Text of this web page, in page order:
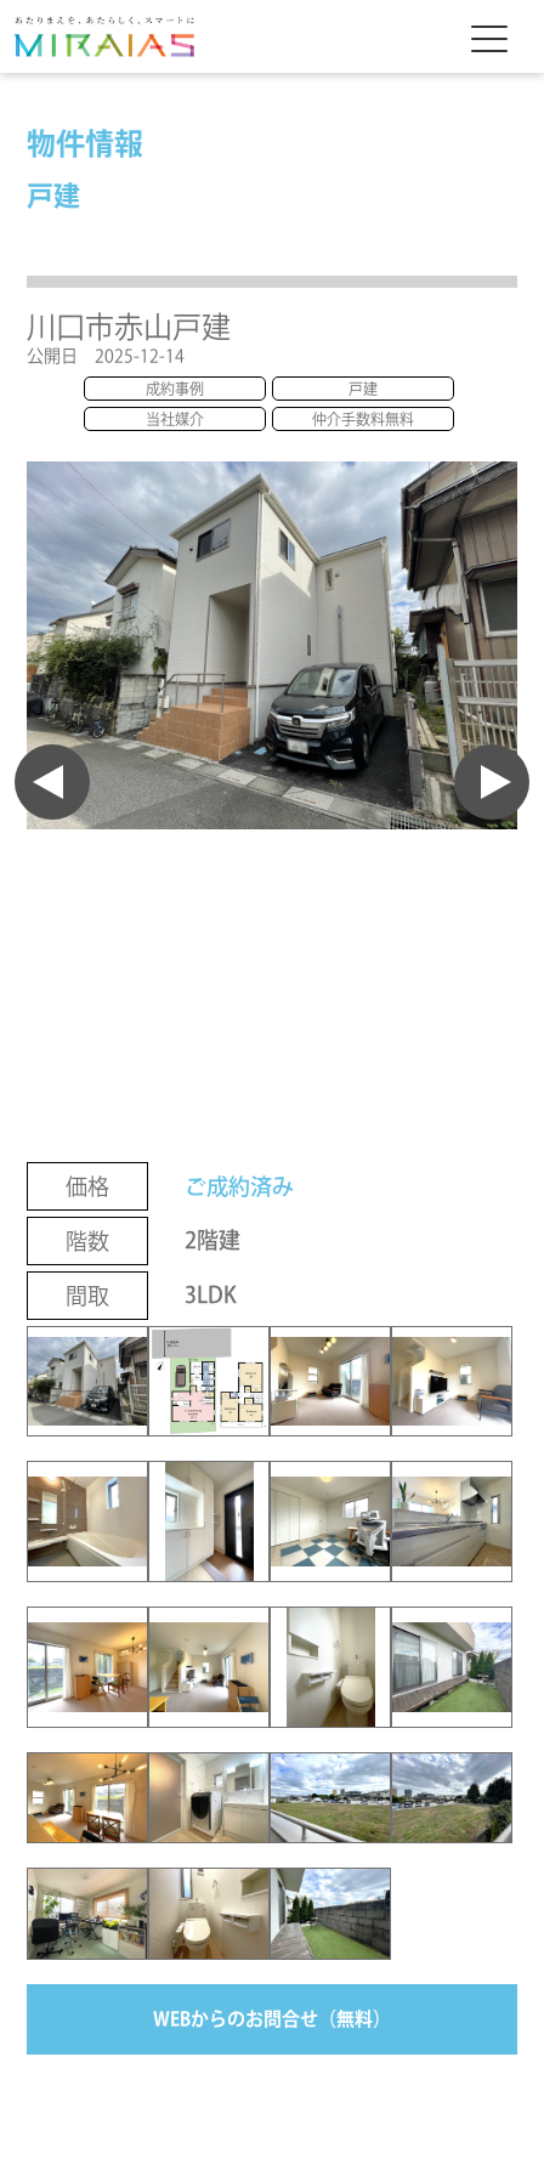
物件情報
戸建
川口市赤山戸建
公開日 2025-12-14
成約事例 戸建
当社媒介 仲介手数料無料
価格 ご成約済み
階数 2階建
間取 3LDK
WEBからのお問合せ（無料）